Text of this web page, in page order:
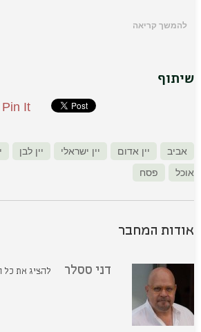
להמשך קריאה
שיתוף
Pin It
אביב יין אדום יין ישראלי יין לבן
אוכל
פסח
אודות המחבר
דני ססלר להציג את כל